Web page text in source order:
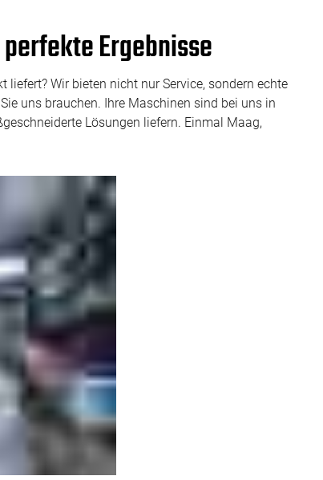
Ergebnisse
Wir bieten nicht nur Service, sondern echte
uns brauchen. Ihre Maschinen sind bei uns in
Lösungen liefern. Einmal Maag,